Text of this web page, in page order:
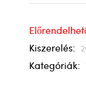
Kiszerelés:
Kategóriák: